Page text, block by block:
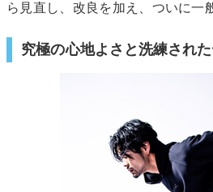
ら見直し、改良を加え、ついに一
究極の心地よさと洗練され